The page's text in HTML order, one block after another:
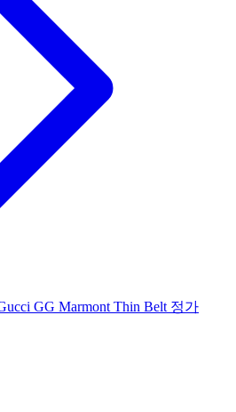
GG Marmont Thin Belt 정가